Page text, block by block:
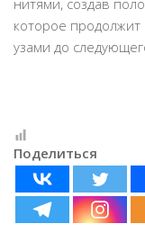
нитями, создав
которое продолжит
узами до
Поделиться